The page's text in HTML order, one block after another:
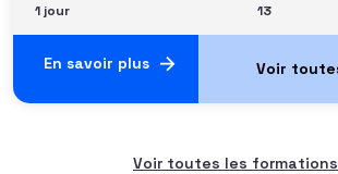
1 jour
13
En savoir plus
Voir toutes les formations